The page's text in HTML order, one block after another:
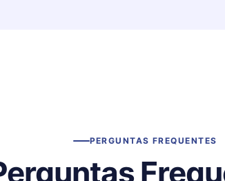
PERGUNTAS FREQUENTES